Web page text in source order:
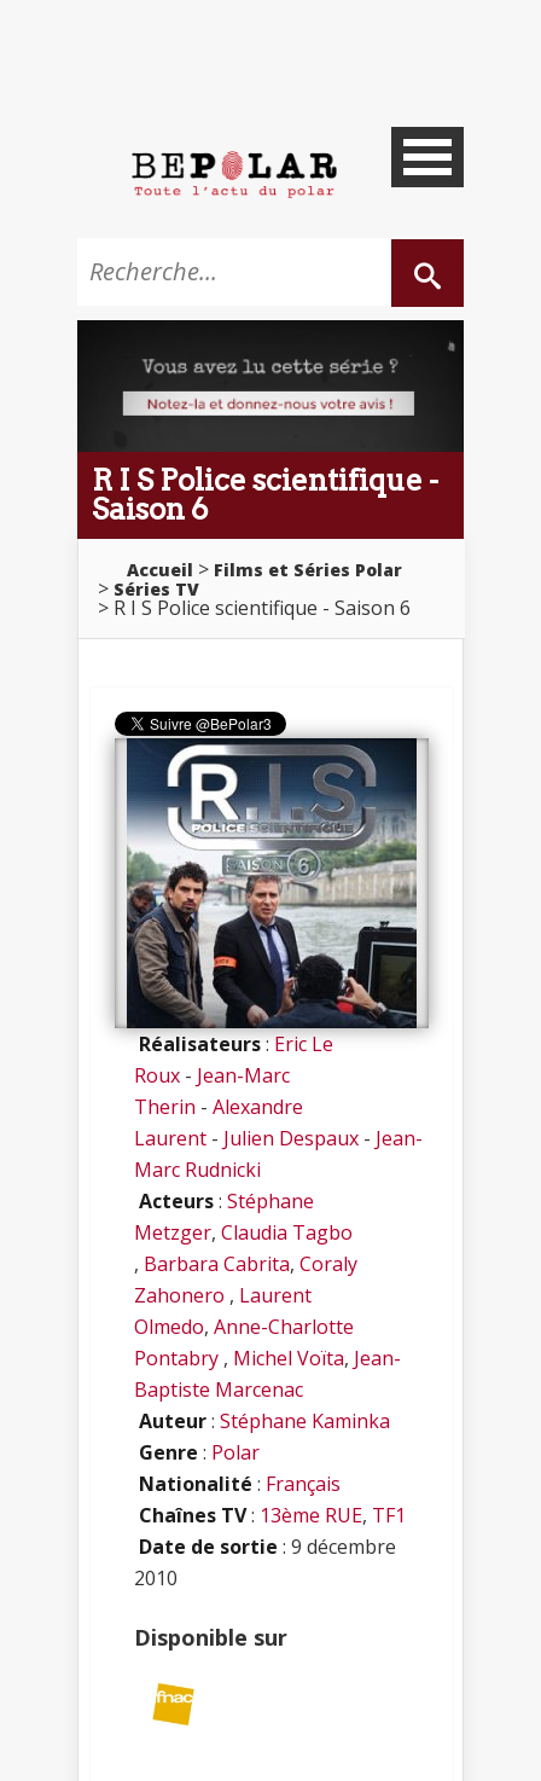
R I S Police scientifique -
Saison 6
Accueil
Films et Séries Polar
Séries TV
R I S Police scientifique - Saison 6
Réalisateurs:Eric Le
Roux - Jean-Marc
Therin - Alexandre
Laurent - Julien Despaux - Jean-
Marc Rudnicki
Acteurs: Stéphane
Metzger, Claudia Tagbo
, Barbara Cabrita, Coraly
Zahonero , Laurent
Olmedo, Anne-Charlotte
Pontabry , Michel Voïta, Jean-
Baptiste Marcenac
Auteur: Stéphane Kaminka
Genre : Polar
Nationalité : Français
Chaînes TV: 13ème RUE, TF1
Date de sortie : 9 décembre
2010
Disponible sur